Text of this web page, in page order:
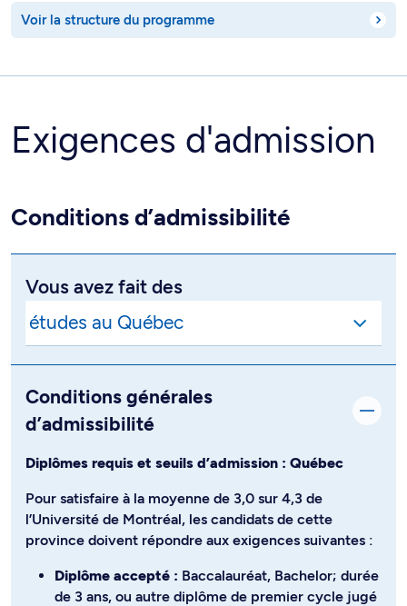
Voir la structure du programme
Exigences d'admission
Conditions d’admissibilité
Vous avez fait des
Conditions générales
d’admissibilité
Diplômes requis et seuils d’admission : Québec
Pour satisfaire à la moyenne de 3,0 sur 4,3 de
l’Université de Montréal, les candidats de cette
province doivent répondre aux exigences suivantes :
Diplôme accepté : Baccalauréat, Bachelor; durée
de 3 ans, ou autre diplôme de premier cycle jugé